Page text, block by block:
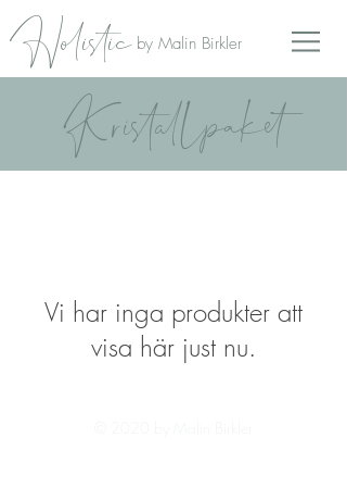
Holistic by Malin Birkler
Kristallpaket
Vi har inga produkter att
visa här just nu.